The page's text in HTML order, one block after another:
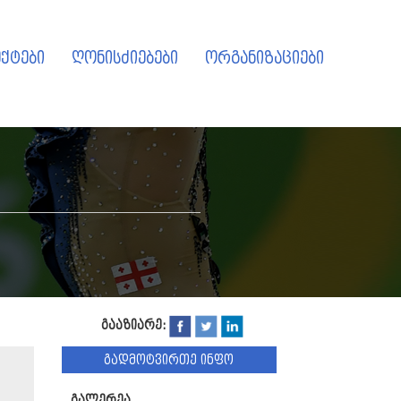
ღონისძიებები ორგანიზაციები
გააზიარე:
გადმოტვირთე ინფო